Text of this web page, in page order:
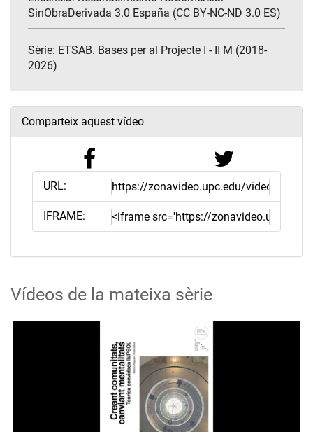
SinObraDerivada 3.0 España (CC BY-NC-ND 3.0 ES)
Sèrie: ETSAB. Bases per al Projecte I - II M (2018-
2026)
Comparteix aquest vídeo
URL:
IFRAME:
Vídeos de la mateixa sèrie